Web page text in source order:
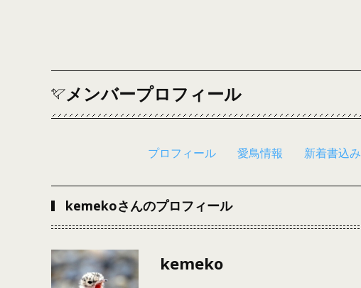
メンバープロフィール
プロフィール 愛鳥情報 新着書込み
kemekoさんのプロフィール
kemeko